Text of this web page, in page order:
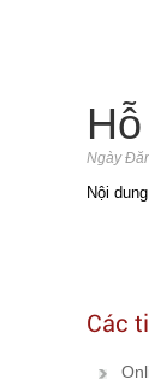
Ngày
Nội
Các